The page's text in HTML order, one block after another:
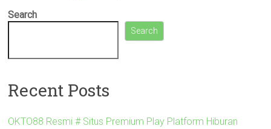
Search
Search
Recent Posts
OKTO88 Resmi # Situs Premium Play Platform Hiburan